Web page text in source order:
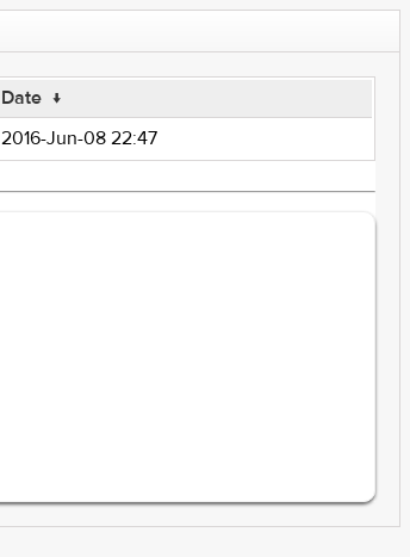
Date ↓
2016-Jun-08 22:47